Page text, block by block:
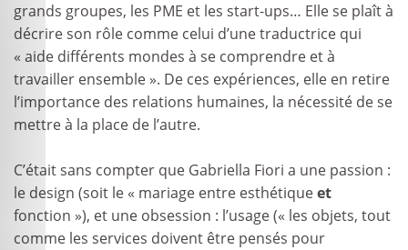
grands groupes, les PME et les start-ups… Elle se plaît à
décrire son rôle comme celui d’une traductrice qui
« aide différents mondes à se comprendre et à
travailler ensemble ». De ces expériences, elle en retire
l’importance des relations humaines, la nécessité de se
mettre à la place de l’autre.
C’était sans compter que Gabriella Fiori a une passion :
le design (soit le « mariage entre esthétiqueet
fonction »), et une obsession : l’usage (« les objets, tout
comme les services doivent être pensés pour